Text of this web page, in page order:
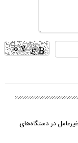
در دستگاه‌های